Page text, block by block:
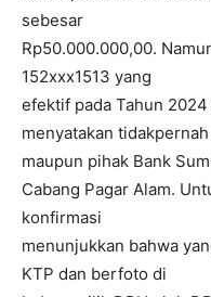
sebesar
Rp50.000.000,00.
152xxx1513 yang
efektif pada Tahun
menyatakan
maupun pihak Bank
Cabang Pagar Alam.
konfirmasi
menunjukkan bahwa
KTP dan berfoto di